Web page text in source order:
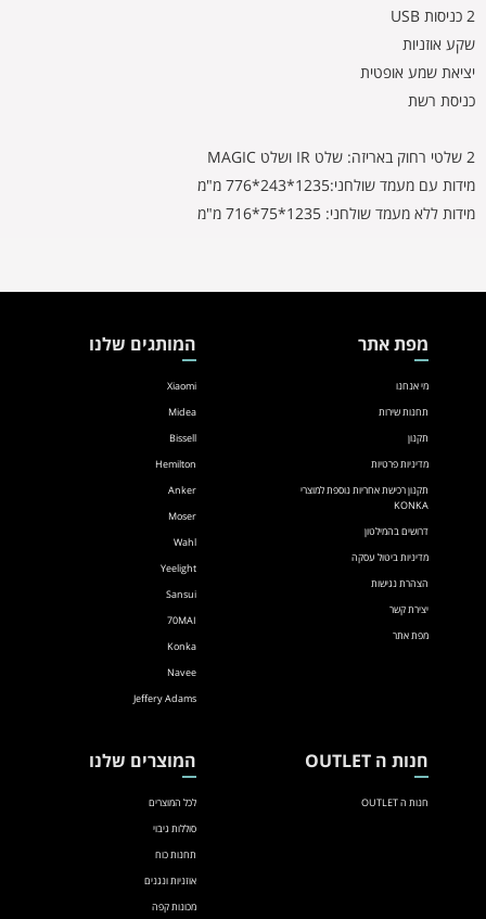
2 כניסות USB
שקע אוזניות
יציאת שמע אופטית
כניסת רשת
2 שלטי רחוק באריזה: שלט IR ושלט MAGIC
מידות עם מעמד שולחני:1235*243*776 מ"מ
מידות ללא מעמד שולחני: 1235*75*716
מ"מ
מפת אתר
מי אנחנו
תחנות שירות
תקנון
מדיניות פרטיות
תקנון רכישת אחריות נוספת למוצרי
KONKA
דרושים בהמילטון
מדיניות ביטול עסקה
הצהרת נגישות
יצירת קשר
מפת אתר
המותגים שלנו
Xiaomi
Midea
Bissell
Hemilton
Anker
Moser
Wahl
Yeelight
Sansui
70MAI
Konka
Navee
Jeffery Adams
חנות ה OUTLET
חנות ה OUTLET
המוצרים שלנו
לכל המוצרים
סוללות גיבוי
תחנות כוח
אוזניות ונגנים
מכונות קפה